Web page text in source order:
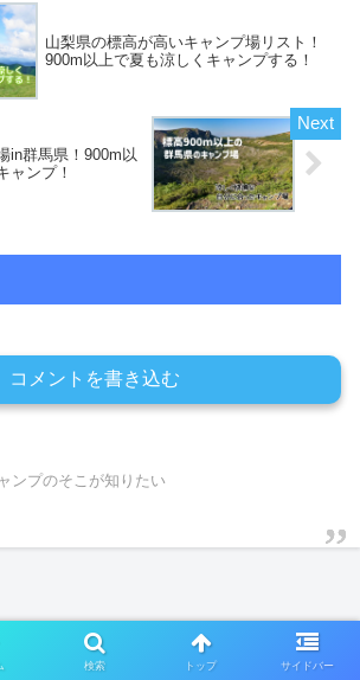
山梨県の標高が高いキャンプ場リスト！
900m以上で夏も涼しくキャンプする！
in群馬県！900m以
ャンプ！
コメントを書き込む
ンプのそこが知りたい
検索 トップ サイドバー